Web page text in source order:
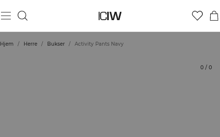
Hjem / Herre / Bukser / Activity Pants Navy
0 / 0